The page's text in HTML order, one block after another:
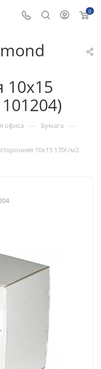
0
10х15
офиса — Бумага —
10х15 170г/м2